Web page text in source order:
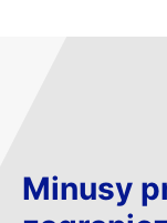
Minusy